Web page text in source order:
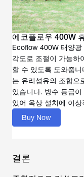
에코플로우 400W
Ecoflow 400W 태양
각도로 조절이 가능하
할 수 있도록 도와줍
는 유리섬유의 조합으
있습니다. 방수 등급
있어 옥상 설치에 이
Buy Now
결론